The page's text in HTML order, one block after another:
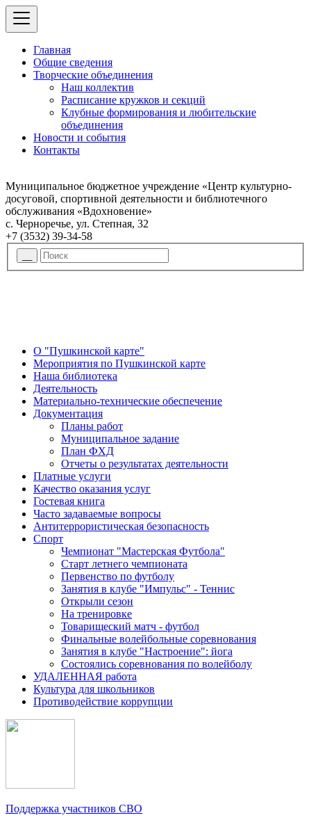
Главная
Общие сведения
Творческие объединения
Наш коллектив
Расписание кружков и секций
Клубные формирования и любительские
объединения
Новости и события
Контакты
Муниципальное бюджетное учреждение «Центр культурно-
досуговой, спортивной деятельности и библиотечного
обслуживания «Вдохновение»
с. Черноречье, ул. Степная, 32
+7 (3532) 39-34-58
О "Пушкинской карте"
Мероприятия по Пушкинской карте
Наша библиотека
Деятельность
Материально-технические обеспечение
Документация
Планы работ
Муниципальное задание
План ФХД
Отчеты о результатах деятельности
Платные услуги
Качество оказания услуг
Гостевая книга
Часто задаваемые вопросы
Антитеррористическая безопасность
Спорт
Чемпионат "Мастерская Футбола"
Старт летнего чемпионата
Первенство по футболу
Занятия в клубе "Импульс" - Теннис
Открыли сезон
На тренировке
Товарищеский матч - футбол
Финальные волейбольные соревнования
Занятия в клубе "Настроение": йога
Состоялись соревнования по волейболу
УДАЛЕННАЯ работа
Культура для школьников
Противодействие коррупции
Поддержка участников СВО